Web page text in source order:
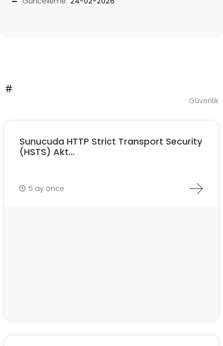
Güvenlik
Sunucuda HTTP Strict Transport Security
(HSTS) Akt...
5 ay önce